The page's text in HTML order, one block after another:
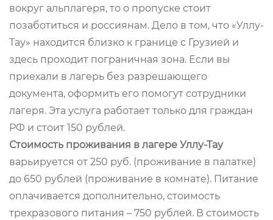
вокруг альплагеря, то о пропуске стоит
позаботиться и россиянам. Дело в том, что «Уллу-
Тау» находится близко к границе с Грузией и
здесь проходит пограничная зона. Если вы
приехали в лагерь без разрешающего
документа, оформить его помогут сотрудники
лагеря. Эта услуга работает только для граждан
РФ и стоит 150 рублей.
Стоимость проживания в лагере Уллу-Тау
варьируется от 250 руб. (проживание в палатке)
до 650 рублей (проживание в комнате). Питание
оплачивается дополнительно, стоимость
трехразового питания – 750 рублей. В стоимость